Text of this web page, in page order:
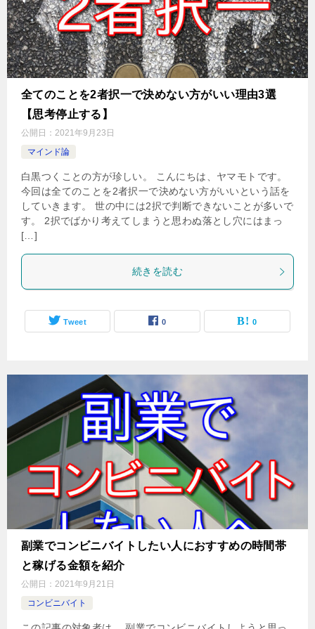
全てのことを2者択一で決めない方がいい理由3選
【思考停止する】
公開日： 2021年9月23日
マインド論
白黒つくことの方が珍しい。 こんにちは、ヤマモトです。
今回は全てのことを2者択一で決めない方がいいという話を
していきます。 世の中には2択で判断できないことが多いで
す。 2択でばかり考えてしまうと思わぬ落とし穴にはまっ
[…]
続きを読む
Tweet 0 0
副業でコンビニバイトしたい人におすすめの時間帯
と稼げる金額を紹介
公開日： 2021年9月21日
コンビニバイト